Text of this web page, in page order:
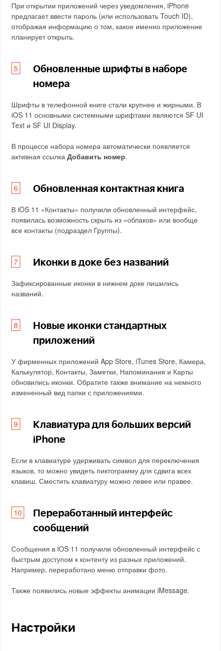
При открытии приложений через уведомления, iPhone
предлагает ввести пароль (или использовать Touch ID),
отображая информацию о том, какое именно приложение
планирует открыть.
Обновленные шрифты в наборе
номера
Шрифты в телефонной книге стали крупнее и жирными. В
iOS 11 основными системными шрифтами являются SF UI
Text и SF UI Display.
В процессе набора номера автоматически появляется
активная ссылкаДобавить номер.
Обновленная контактная книга
В iOS 11 «Контакты» получили обновленный интерфейс,
появилась возможность скрыть из «облаков» или вообще
все контакты (подраздел Группы).
Иконки в доке без названий
Зафиксированные иконки в нижнем доке лишились
названий.
Новые иконки стандартных
приложений
У фирменных приложений App Store, iTunes Store, Камера,
Калькулятор, Контакты, Заметки, Напоминания и Карты
обновились иконки. Обратите также внимание на немного
измененный вид папки с приложениями.
Клавиатура для больших версий
iPhone
Если в клавиатуре удерживать символ для переключения
языков, то можно увидеть пиктограмму для сдвига всех
клавиш. Сместить клавиатуру можно левее или правее.
Переработанный интерфейс
сообщений
Сообщения в iOS 11 получили обновленный интерфейс с
быстрым доступом к контенту из разных приложений.
Например, переработано меню отправки фото.
Также появились новые эффекты анимации iMessage.
Настройки